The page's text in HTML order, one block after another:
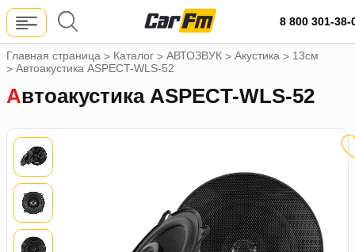
8 800 301-38-
Главная страница > Каталог > АВТОЗВУК > Акустика > 13см
> Автоакустика ASPECT-WLS-52
Автоакустика ASPECT-WLS-52